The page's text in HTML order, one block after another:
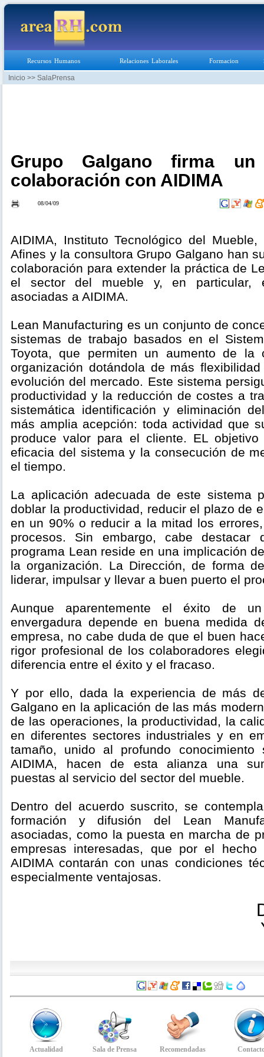
Recursos Humanos Relaciones Laborales Formacion
Inicio >> SalaPrensa
Grupo Galgano firma
colaboración con AIDIMA
08/04/09
AIDIMA, Instituto Tecnológico del
Afines y la consultora Grupo Galgano han
colaboración para extender la práctica de
el sector del mueble y, en particular,
asociadas a AIDIMA.
Lean Manufacturing es un conjunto de
sistemas de trabajo basados en el
Toyota, que permiten un aumento de la
organización dotándola de más
evolución del mercado. Este sistema
productividad y la reducción de costes a
sistemática identificación y eliminación
más amplia acepción: toda actividad que
produce valor para el cliente. EL
eficacia del sistema y la consecución de
el tiempo.
La aplicación adecuada de este sistema
doblar la productividad, reducir el plazo de
en un 90% o reducir a la mitad los
procesos. Sin embargo, cabe
programa Lean reside en una implicación
la organización. La Dirección, de forma
liderar, impulsar y llevar a buen puerto el
Aunque aparentemente el éxito de
envergadura depende en buena medida
empresa, no cabe duda de que el buen
rigor profesional de los colaboradores
diferencia entre el éxito y el fracaso.
Y por ello, dada la experiencia de más
Galgano en la aplicación de las más
de las operaciones, la productividad, la
en diferentes sectores industriales y en
tamaño, unido al profundo conocimiento
AIDIMA, hacen de esta alianza una
puestas al servicio del sector del mueble.
Dentro del acuerdo suscrito, se
formación y difusión del Lean
asociadas, como la puesta en marcha de
empresas interesadas, que por el
AIDIMA contarán con unas condiciones
especialmente ventajosas.